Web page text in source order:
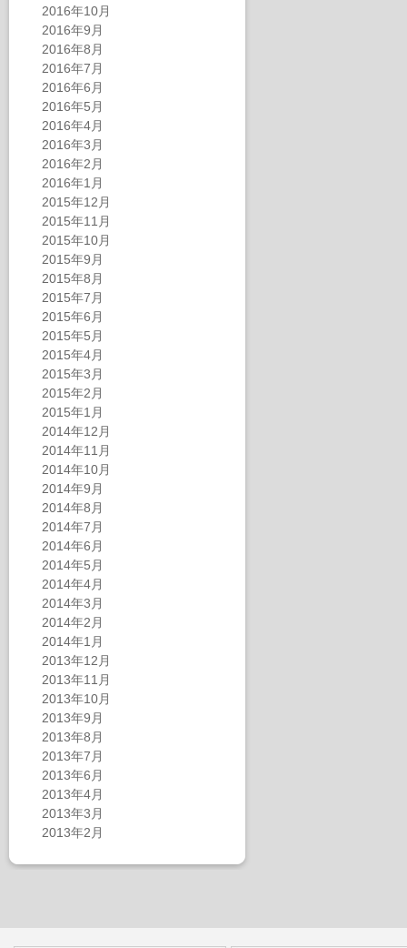
2016年10月
2016年9月
2016年8月
2016年7月
2016年6月
2016年5月
2016年4月
2016年3月
2016年2月
2016年1月
2015年12月
2015年11月
2015年10月
2015年9月
2015年8月
2015年7月
2015年6月
2015年5月
2015年4月
2015年3月
2015年2月
2015年1月
2014年12月
2014年11月
2014年10月
2014年9月
2014年8月
2014年7月
2014年6月
2014年5月
2014年4月
2014年3月
2014年2月
2014年1月
2013年12月
2013年11月
2013年10月
2013年9月
2013年8月
2013年7月
2013年6月
2013年4月
2013年3月
2013年2月